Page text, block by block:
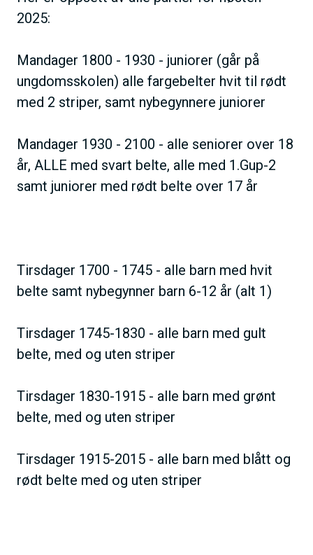
2025:
Mandager 1800 - 1930 - juniorer (går på
ungdomsskolen) alle fargebelter hvit til rødt
med 2 striper, samt nybegynnere juniorer
Mandager 1930 - 2100 - alle seniorer over 18
år, ALLE med svart belte, alle med 1.Gup-2
samt juniorer med rødt belte over 17 år
Tirsdager 1700 - 1745 - alle barn med hvit
belte samt nybegynner barn 6-12 år (alt 1)
Tirsdager 1745-1830 - alle barn med gult
belte, med og uten striper
Tirsdager 1830-1915 - alle barn med grønt
belte, med og uten striper
Tirsdager 1915-2015 - alle barn med blått og
rødt belte med og uten striper